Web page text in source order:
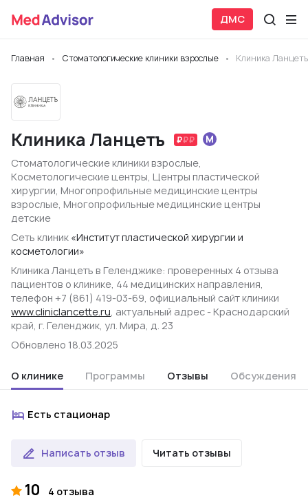
ДМС
Главная Стоматологические клиники взрослые Клиника Ланцетъ
Клиника Ланцетъ
Стоматологические клиники взрослые,
Косметологические центры, Центры пластической
хирургии, Многопрофильные медицинские центры
взрослые, Многопрофильные медицинские центры
детские
Сеть клиник «Институт пластической хирургии и
косметологии»
Клиника Ланцетъ в Геленджике: проверенных 4 отзыва
пациентов о клинике, 44 медицинских направления,
телефон +7 (861) 419-03-69, официальный сайт клиники
www.cliniclancette.ru, актуальный адрес - Краснодарский
край, г. Геленджик, ул. Мира, д. 23
Обновлено 18.03.2025
О клинике Программы Отзывы Обсуждения
Есть стационар
Написать отзыв Читать отзывы
10 4 отзыва